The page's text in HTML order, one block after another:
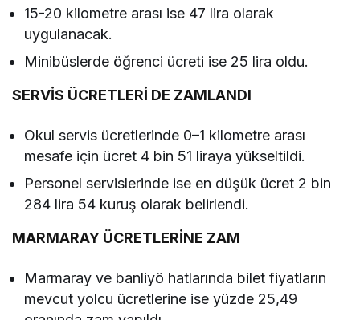
15-20 kilometre arası ise 47 lira olarak
uygulanacak.
Minibüslerde öğrenci ücreti ise 25 lira oldu.
SERVİS ÜCRETLERİ DE ZAMLANDI
Okul servis ücretlerinde 0–1 kilometre arası
mesafe için ücret 4 bin 51 liraya yükseltildi.
Personel servislerinde ise en düşük ücret 2 bin
284 lira 54 kuruş olarak belirlendi.
MARMARAY ÜCRETLERİNE ZAM
Marmaray ve banliyö hatlarında bilet fiyatların
mevcut yolcu ücretlerine ise yüzde 25,49